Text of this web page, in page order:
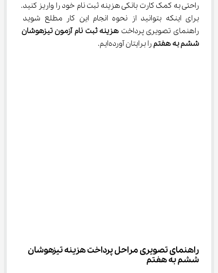
راحتی به کمک کارت بانکی هزینه ثبت نام خود را واریز کنید.
برای اینکه بتوانید از نحوه انجام این کار مطلع شوید
راهنمای تصویری پرداخت هزینه ثبت نام آزمون تیزهوشان
ششم به هفتم را برایتان آورده‌ایم.
راهنمای تصویری مراحل پرداخت هزینه تیزهوشان
ششم به هفتم